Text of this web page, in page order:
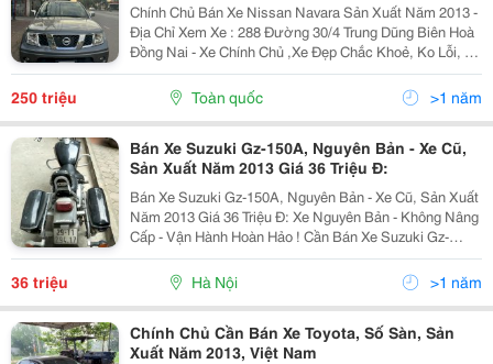
Chính Chủ Bán Xe Nissan Navara Sản Xuất Năm 2013 -
Địa Chỉ Xem Xe : 288 Đường 30/4 Trung Dũng Biên Hoà
Đồng Nai - Xe Chính Chủ ,Xe Đẹp Chắc Khoẻ, Ko Lỗi, Ko
Đâm Đụng Ko Ngập Nước ,Bảo Dưỡng Định Kỳ Chính
Hãng - Tình Trạng : Xe Đẹp,Đang Sử Dụng...
250 triệu Toàn quốc >1 năm
Bán Xe Suzuki Gz-150A, Nguyên Bản - Xe Cũ,
Sản Xuất Năm 2013 Giá 36 Triệu Đ:
Bán Xe Suzuki Gz-150A, Nguyên Bản - Xe Cũ, Sản Xuất
Năm 2013 Giá 36 Triệu Đ: Xe Nguyên Bản - Không Nâng
Cấp - Vận Hành Hoàn Hảo ! Cần Bán Xe Suzuki Gz-
150A, Màu Đen: Sản Xuất Năm 2013; Tôi Là Chủ Thứ 2,
Năm 2020 Đã Mua Lại Xe Và Đã Chuyển Giấy...
36 triệu Hà Nội >1 năm
Chính Chủ Cần Bán Xe Toyota, Số Sàn, Sản
Xuất Năm 2013, Việt Nam